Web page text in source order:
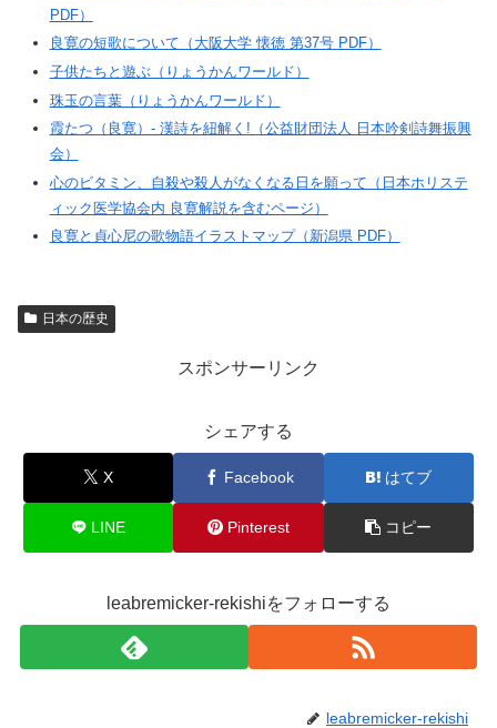
PDF）
良寛の短歌について（大阪大学 懐徳 第37号 PDF）
子供たちと遊ぶ（りょうかんワールド）
珠玉の言葉（りょうかんワールド）
霞たつ（良寛）- 漢詩を紐解く!（公益財団法人 日本吟剣詩舞振興
会）
心のビタミン、自殺や殺人がなくなる日を願って（日本ホリステ
ィック医学協会内 良寛解説を含むページ）
良寛と貞心尼の歌物語イラストマップ（新潟県 PDF）
日本の歴史
スポンサーリンク
シェアする
X Facebook はてブ
LINE Pinterest コピー
leabremicker-rekishiをフォローする
leabremicker-rekishi